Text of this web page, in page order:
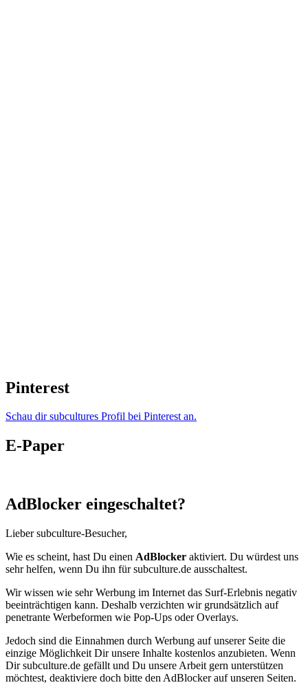
Pinterest
Schau dir subcultures Profil bei Pinterest an.
E-Paper
AdBlocker eingeschaltet?
Lieber subculture-Besucher,
Wie es scheint, hast Du einen AdBlocker aktiviert. Du würdest uns
sehr helfen, wenn Du ihn für subculture.de ausschaltest.
Wir wissen wie sehr Werbung im Internet das Surf-Erlebnis negativ
beeinträchtigen kann. Deshalb verzichten wir grundsätzlich auf
penetrante Werbeformen wie Pop-Ups oder Overlays.
Jedoch sind die Einnahmen durch Werbung auf unserer Seite die
einzige Möglichkeit Dir unsere Inhalte kostenlos anzubieten. Wenn
Dir subculture.de gefällt und Du unsere Arbeit gern unterstützen
möchtest, deaktiviere doch bitte den AdBlocker auf unseren Seiten.